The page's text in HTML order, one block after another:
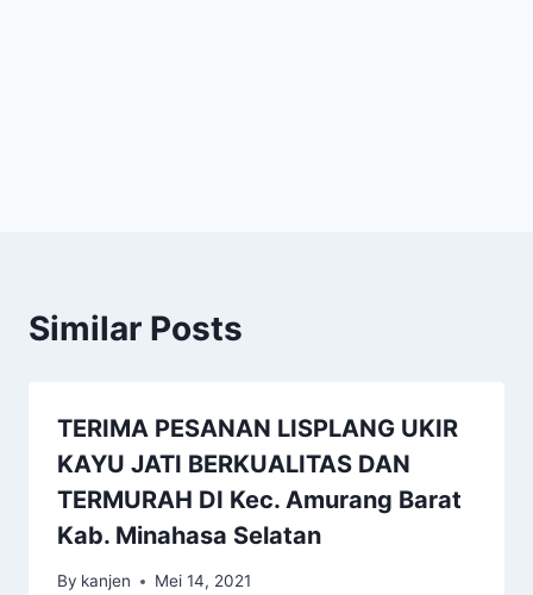
Similar Posts
TERIMA PESANAN LISPLANG UKIR
KAYU JATI BERKUALITAS DAN
TERMURAH DI Kec. Amurang Barat
Kab. Minahasa Selatan
By kanjen Mei 14, 2021